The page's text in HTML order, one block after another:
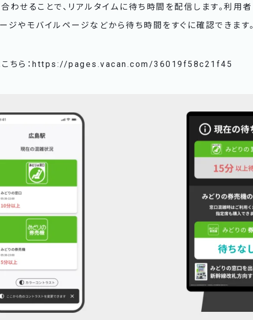
わせることで、リアルタイムに待ち時間を配信します。利用
ジやモバイルページなどから待ち時間をすぐに確認できます
こちら：https://pages.vacan.com/36019f58c21f45